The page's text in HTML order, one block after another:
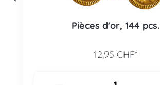
Pièces d'or, 144 pcs.
12,95 CHF*